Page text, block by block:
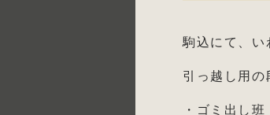
駒込にて、い
引っ越し用の
・ゴミ出し班